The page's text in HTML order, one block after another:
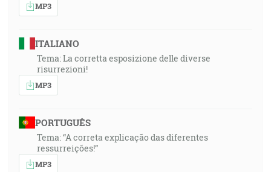
MP3
ITALIANO
Tema: La corretta esposizione delle diverse
risurrezioni!
MP3
PORTUGUÊS
Tema: “A correta explicação das diferentes
ressurreições!”
MP3